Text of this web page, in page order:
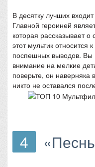
В десятку лучших
Главной героиней
которая рассказывает
этот мультик относится
поспешных выводов. Вы
внимание на мелкие
поверьте, он наверняка
никто не оставался
4